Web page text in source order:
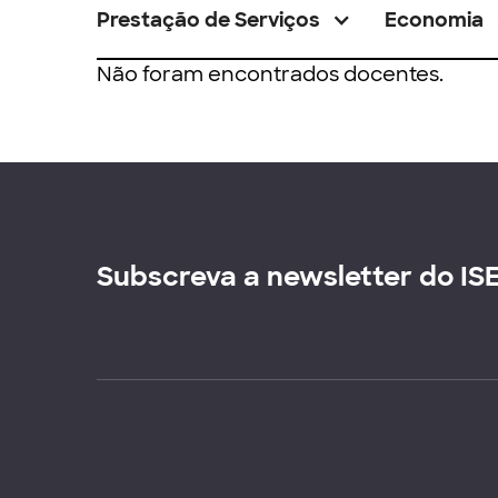
Prestação de Serviços Economia
Não foram encontrados docentes.
Subscreva a newsletter do